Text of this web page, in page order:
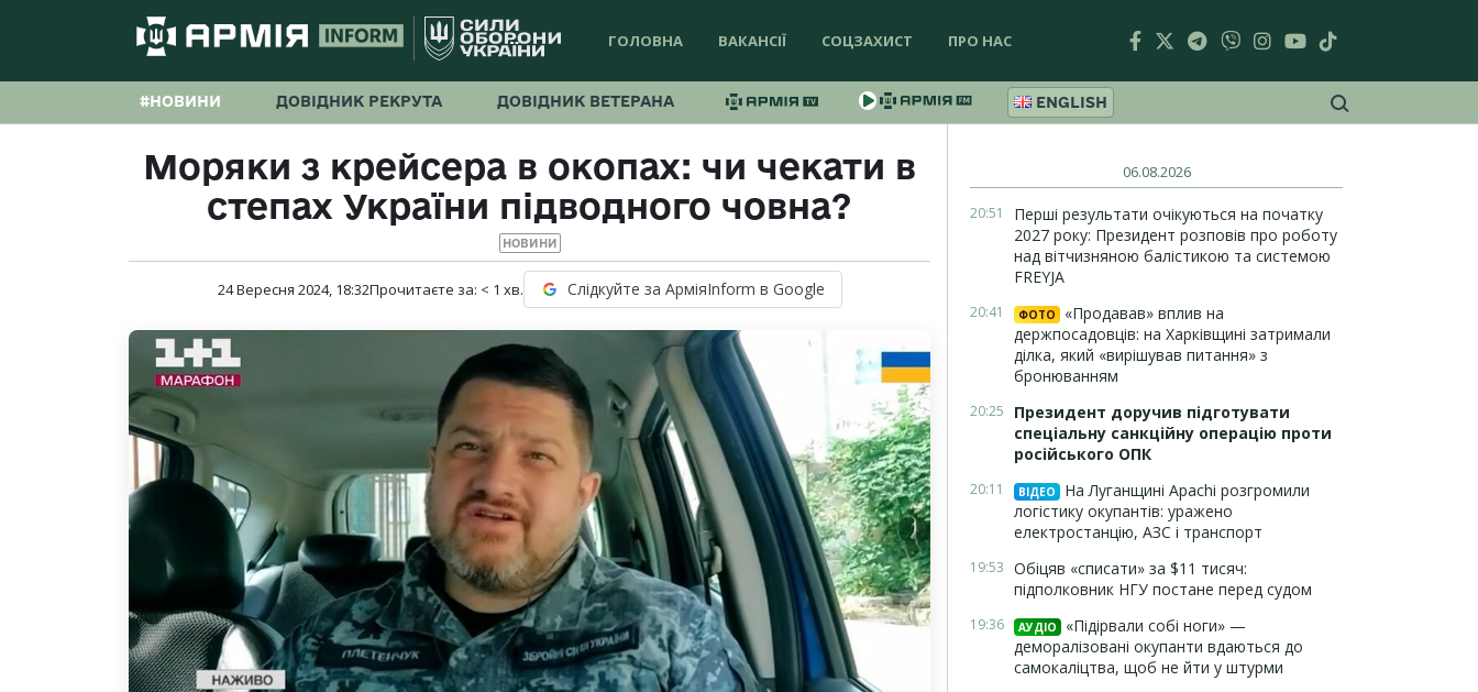
ГОЛОВНА ВАКАНСІЇ СОЦЗАХИСТ ПРО НАС
#НОВИНИ ДОВІДНИК РЕКРУТА ДОВІДНИК ВЕТЕРАНА ENGLISH
Моряки з крейсера в окопах: чи чекати в
степах України підводного човна?
НОВИНИ
24 Вересня 2024, 18:32Прочитаєте за: < 1 хв. Слідкуйте за АрміяInform в Google
06.08.2026
20:51
Перші результати очікуються на початку
2027 року: Президент розповів про роботу
над вітчизняною балістикою та системою
FREYJA
20:41 ФОТО
«Продавав» вплив на
держпосадовців: на Харківщині затримали
ділка, який «вирішував питання» з
бронюванням
20:25
Президент доручив підготувати
спеціальну санкційну операцію проти
російського ОПК
20:11 ВІДЕО
На Луганщині Apachi розгромили
логістику окупантів: уражено
електростанцію, АЗС і транспорт
19:53 Обіцяв «списати» за $11 тисяч:
підполковник НГУ постане перед судом
19:36 АУДІО
«Підірвали собі ноги» —
деморалізовані окупанти вдаються до
самокаліцтва, щоб не йти у штурми